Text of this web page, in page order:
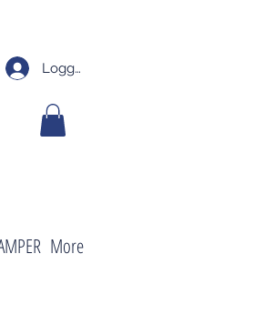
Logg inn
More